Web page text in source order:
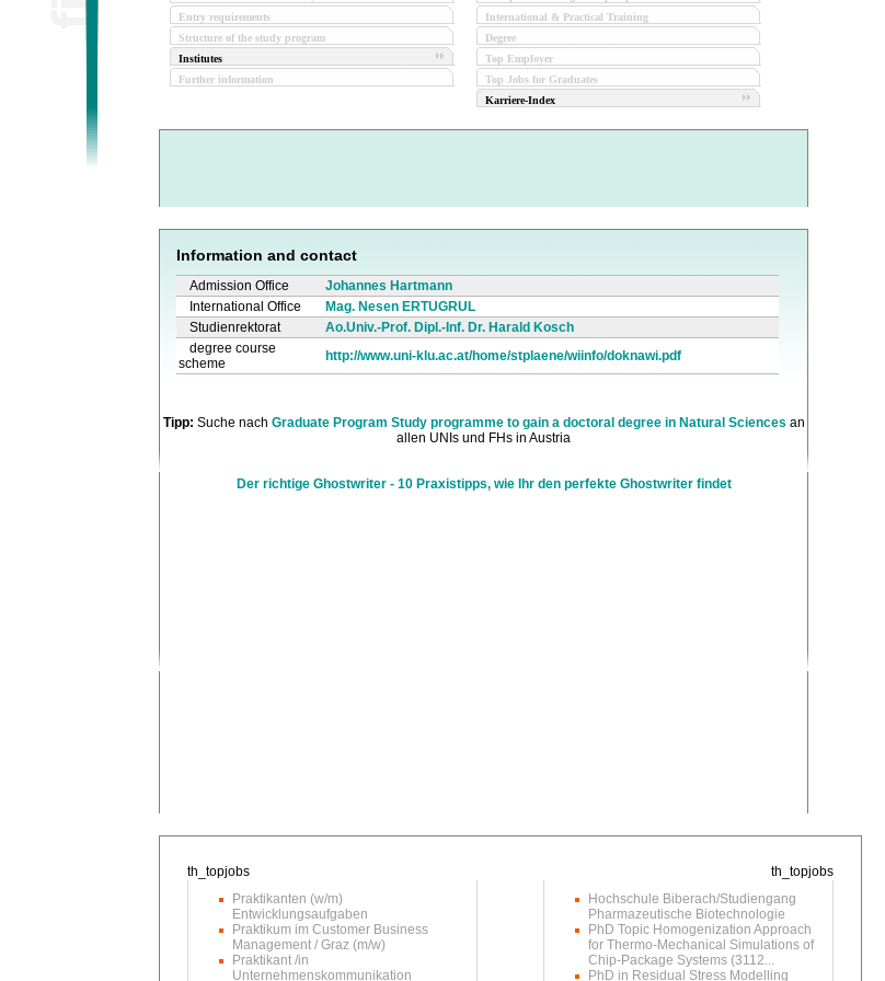
Entry requirements
Structure of the study program
Institutes
Further information
International & Practical Training
Degree
Top Employer
Top Jobs for Graduates
Karriere-Index
Information and contact
Admission Office
Johannes Hartmann
International Office
Mag. Nesen ERTUGRUL
Studienrektorat
Ao.Univ.-Prof. Dipl.-Inf. Dr. Harald Kosch
degree course
scheme
http://www.uni-klu.ac.at/home/stplaene/wiinfo/doknawi.pdf
Tipp: Suche nach Graduate Program Study programme to gain a doctoral degree in Natural Sciences an
allen UNIs und FHs in Austria
Der richtige Ghostwriter - 10 Praxistipps, wie Ihr den perfekte Ghostwriter findet
Praktikanten (w/m)
Entwicklungsaufgaben
Praktikum im Customer Business
Management / Graz (m/w)
Praktikant /in
Unternehmenskommunikation
Hochschule Biberach/Studiengang
Pharmazeutische Biotechnologie
PhD Topic Homogenization Approach
for Thermo-Mechanical Simulations of
Chip-Package Systems (3112...
PhD in Residual Stress Modelling